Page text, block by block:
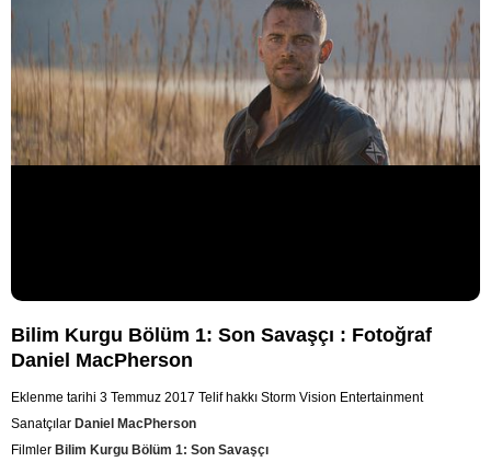
Bilim Kurgu Bölüm 1: Son Savaşçı : Fotoğraf
Daniel MacPherson
Eklenme tarihi 3 Temmuz 2017 Telif hakkı Storm Vision Entertainment
Sanatçılar Daniel MacPherson
Filmler Bilim Kurgu Bölüm 1: Son Savaşçı